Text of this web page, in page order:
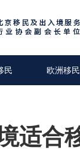
民 欧洲移民
适合